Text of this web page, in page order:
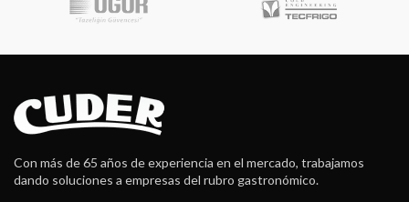
Con más de 65 años de experiencia en el mercado, trabajamos
dando soluciones a empresas del rubro gastronómico.